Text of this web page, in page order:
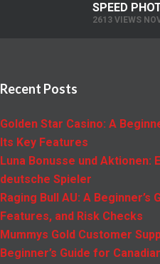
SPEED
2613 VIEWS
Recent Posts
Golden Star Casino: A
Its Key Features
Luna Bonusse und
deutsche Spieler
Raging Bull AU: A
Features, and Risk Checks
Mummys Gold Customer
Beginner’s Guide for